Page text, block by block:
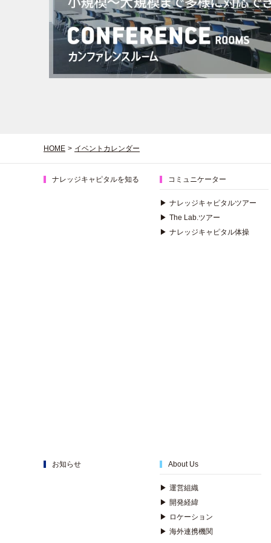
HOME > イベントカレンダー
ナレッジキャピタルを知る コミュニケーター
▶ ナレッジキャピタルツアー
▶ The Lab.ツアー
▶ ナレッジキャピタル体操
お知らせ About Us
▶ 運営組織
▶ 開発経緯
▶ ロケーション
▶ 海外連携機関